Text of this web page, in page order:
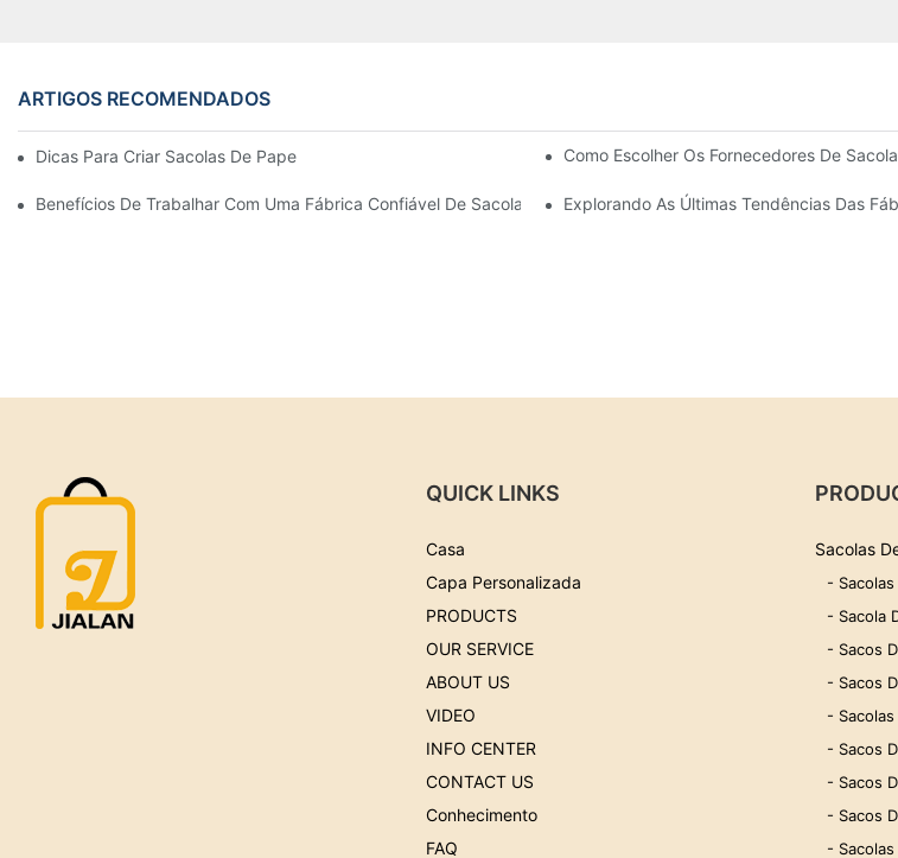
ARTIGOS RECOMENDADOS
Dicas Para Criar Sacolas De Papel Personalizadas Que Se DestaquemComo Escolher Os Fornecedores De
Benefícios De Trabalhar Com Uma Fábrica Confiável De Sacolas De Papel Para Presentes.
Explorando As Últimas Tendências Das
QUICK LINKS
Casa
Capa Personalizada
PRODUCTS
OUR SERVICE
ABOUT US
VIDEO
INFO CENTER
CONTACT US
Conhecimento
FAQ
Sacolas
-
- Sacola
- Sacos
- Sacos
-
- Sacos
- Sacos
- Sacos
-